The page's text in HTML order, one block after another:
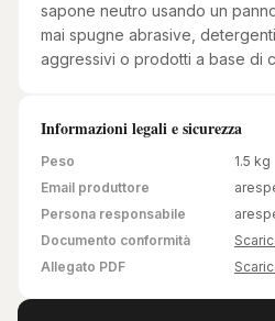
sapone neutro usando un
mai spugne abrasive,
aggressivi o prodotti a base di
Informazioni legali e sicurezza
Peso 1.5 kg
Email produttore
Persona responsabile
Documento conformità
Allegato PDF